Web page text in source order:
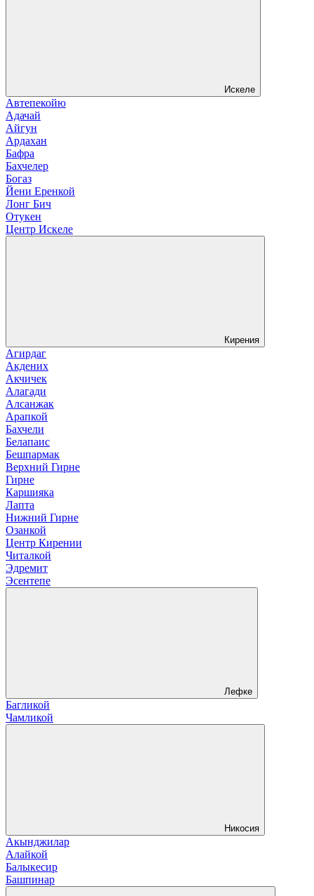
Искеле
Автепекойю
Адачай
Айгун
Ардахан
Бафра
Бахчелер
Богаз
Йени Еренкой
Лонг Бич
Отукен
Центр Искеле
Кирения
Агирдаг
Акдених
Акчичек
Алагади
Алсанжак
Арапкой
Бахчели
Белапаис
Бешпармак
Верхний Гирне
Гирне
Каршияка
Лапта
Нижний Гирне
Озанкой
Центр Кирении
Читалкой
Эдремит
Эсентепе
Лефке
Багликой
Чамликой
Никосия
Акынджилар
Алайкой
Балыкесир
Башпинар